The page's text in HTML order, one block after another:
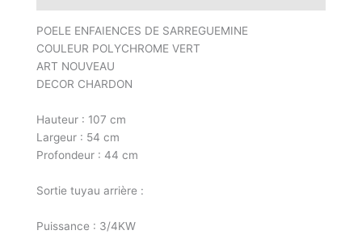
POELE ENFAIENCES DE SARREGUEMINE
COULEUR POLYCHROME VERT
ART NOUVEAU
DECOR CHARDON
Hauteur : 107 cm
Largeur : 54 cm
Profondeur : 44 cm
Sortie tuyau arrière :
Puissance : 3/4KW